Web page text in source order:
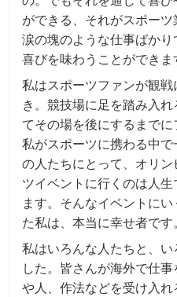
ができる、それがスポー
涙の塊のような仕事ばか
喜びを味わうことができま
私はスポーツファンが観
き。競技場に足を踏み入
てその場を後にするまでに
私がスポーツに携わる中
の人たちにとって、オリ
ツイベントに行くのは人
ます。そんなイベントに
た私は、本当に幸せ者です。
私はいろんな人たちと、
した。皆さんが海外で仕
や人、作法などを受け入